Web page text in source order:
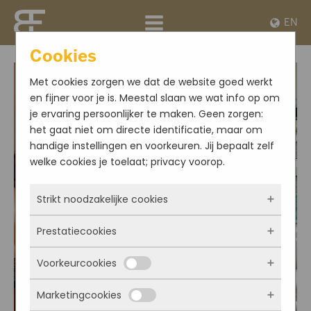
EN
Cookies
Met cookies zorgen we dat de website goed werkt
en fijner voor je is. Meestal slaan we wat info op om
je ervaring persoonlijker te maken. Geen zorgen:
het gaat niet om directe identificatie, maar om
handige instellingen en voorkeuren. Jij bepaalt zelf
welke cookies je toelaat; privacy voorop.
Strikt noodzakelijke cookies
Deze cookies zorgen ervoor dat de website
überhaupt werkt. Ze zijn dus altijd actief en
kunnen niet worden uitgezet. Meestal worden
ze alleen geplaatst als jij iets doet, zoals
inloggen, een formulier invullen of je
Prestatiecookies
Met deze cookies zien we hoe vaak onze site
bezocht wordt, waar bezoekers vandaan
komen en welke pagina’s populair zijn. Zo
Voorkeurcookies
Deze cookies onthouden jouw voorkeuren.
Marketingcookies